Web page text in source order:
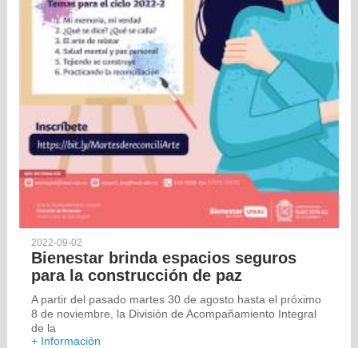
2022-09-02
Bienestar brinda espacios seguros
para la construcción de paz
A partir del pasado martes 30 de agosto hasta el próximo
8 de noviembre, la División de Acompañamiento Integral
de la
+ Información